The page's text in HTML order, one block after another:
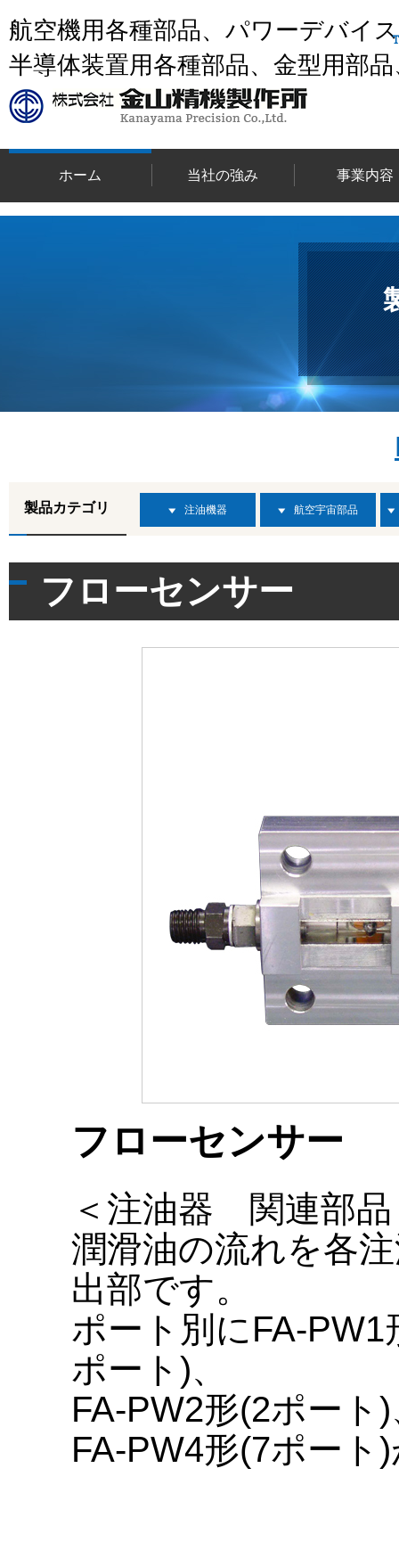
航空機用各種部品、パワーデバイ
半導体装置用各種部品、金型用部
ホーム 当社の強み 事業内容
製品カテゴリ 注油機器 航空宇宙部品
フローセンサー
フローセンサー
＜注油器 関連部品
潤滑油の流れを各
出部です。
ポート別にFA-
ポート)、
FA-PW2形(2ポート
FA-PW4形(7ポート